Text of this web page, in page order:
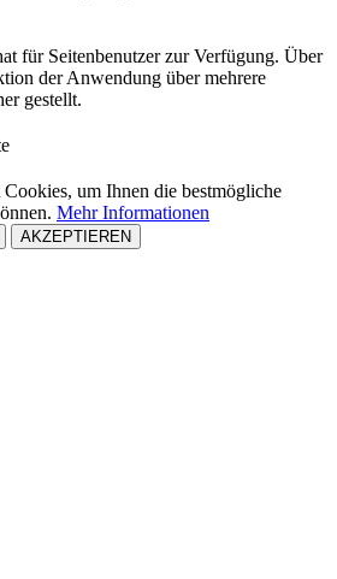
für Seitenbenutzer zur Verfügung. Über
der Anwendung über mehrere
gestellt.
um Ihnen die bestmögliche
Mehr Informationen
AKZEPTIEREN